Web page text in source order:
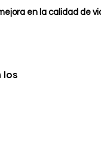
en la calidad de
los